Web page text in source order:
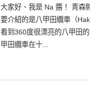
大家好、我是 Na 醬！ 青森
要介紹的是八甲田纜車（
看到360度很漂亮的八甲田
甲田纜車在十...